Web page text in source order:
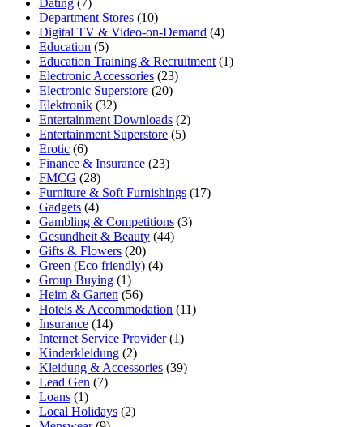
Dating (7)
Department Stores (10)
Digital TV & Video-on-Demand (4)
Education (5)
Education Training & Recruitment (1)
Electronic Accessories (23)
Electronic Superstore (20)
Elektronik (32)
Entertainment Downloads (2)
Entertainment Superstore (5)
Erotic (6)
Finance & Insurance (23)
FMCG (28)
Furniture & Soft Furnishings (17)
Gadgets (4)
Gambling & Competitions (3)
Gesundheit & Beauty (44)
Gifts & Flowers (20)
Green (Eco friendly) (4)
Group Buying (1)
Heim & Garten (56)
Hotels & Accommodation (11)
Insurance (14)
Internet Service Provider(1)
Kinderkleidung (2)
Kleidung & Accessories (39)
Lead Gen (7)
Loans (1)
Local Holidays (2)